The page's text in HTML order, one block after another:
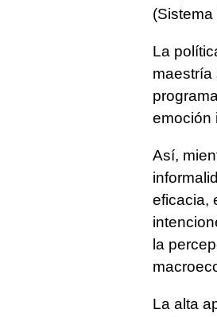
(Sistema
La
maestría
emoción
Así,
eficacia,
la
La alta